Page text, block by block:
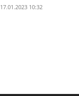
17.01.2023 10:32